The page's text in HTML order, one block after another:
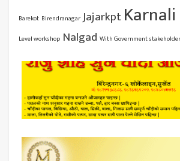
Barekot Birendranagar Jajarkpt
Level workshop Nalgad With Government